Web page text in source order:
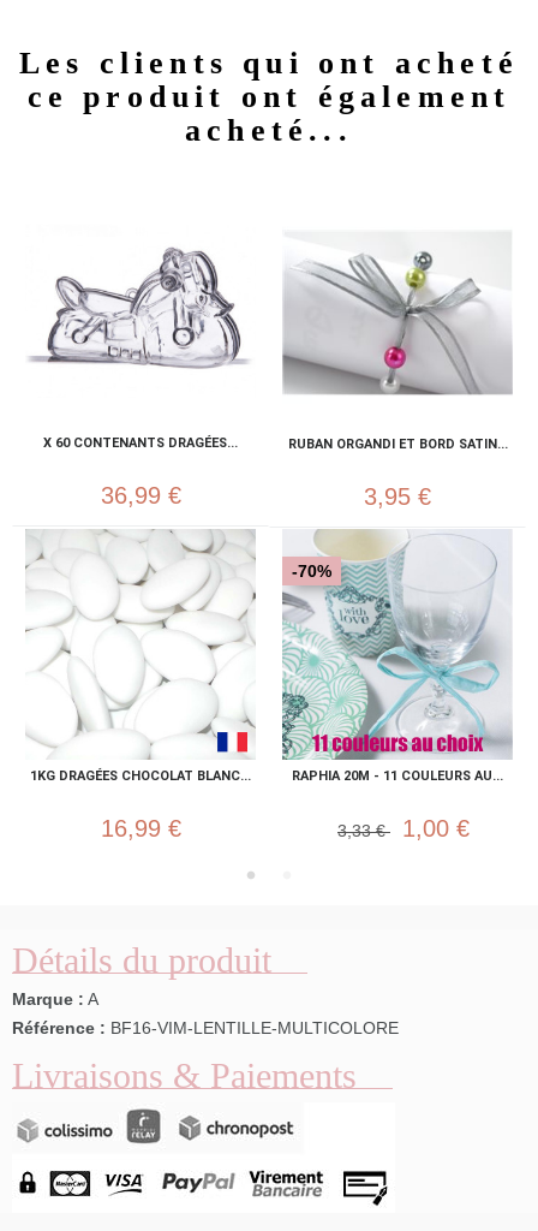
Les clients qui ont acheté
ce produit ont également
acheté...
X 60 CONTENANTS DRAGÉES...
36,99 €
RUBAN ORGANDI ET BORD SATIN...
3,95 €
1KG DRAGÉES CHOCOLAT BLANC...
16,99 €
RAPHIA 20M - 11 COULEURS AU...
-70%
3,33 € 1,00 €
Détails du produit
Marque : A
Référence : BF16-VIM-LENTILLE-MULTICOLORE
Livraisons & Paiements